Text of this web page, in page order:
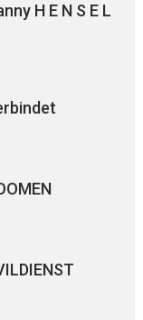
H E N S E L